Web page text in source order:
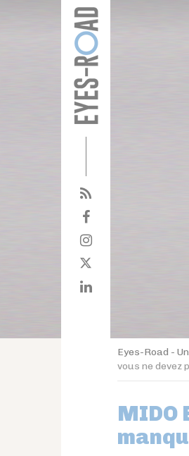
Eyes-Road -
vous ne devez
MIDO